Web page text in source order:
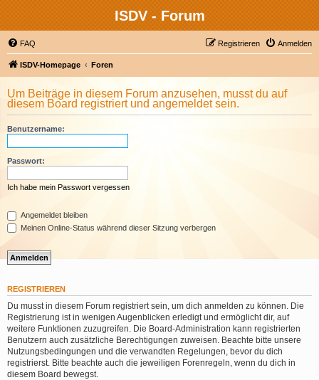
ISDV - Forum
FAQ Anmelden
Registrieren
ISDV-Homepage Foren
Um Beiträge in diesem Forum anzusehen, musst du auf
diesem Board registriert und angemeldet sein.
Benutzername:
Passwort:
Ich habe mein Passwort vergessen
Angemeldet bleiben
Meinen Online-Status während dieser Sitzung verbergen
REGISTRIEREN
Du musst in diesem Forum registriert sein, um dich anmelden zu können. Die
Registrierung ist in wenigen Augenblicken erledigt und ermöglicht dir, auf
weitere Funktionen zuzugreifen. Die Board-Administration kann registrierten
Benutzern auch zusätzliche Berechtigungen zuweisen. Beachte bitte unsere
Nutzungsbedingungen und die verwandten Regelungen, bevor du dich
registrierst. Bitte beachte auch die jeweiligen Forenregeln, wenn du dich in
diesem Board bewegst.